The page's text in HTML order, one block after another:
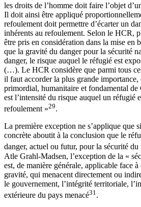
les droits de l’homme doit faire l’objet
Il doit ainsi être appliqué
refoulement doit permettre d’écarter un
inhérents au refoulement. Selon le HCR,
être pris en considération dans la mise en
que la gravité du danger pour la sécurité
danger, le risque auquel le réfugié est
(…). Le HCR considère que parmi tous
il faut accorder la plus grande importance,
primordial, humanitaire et fondamental de
est l’intensité du risque auquel un réfugié
refoulement »29.
La première exception ne s’applique que
concrète aboutit à la conclusion que le
danger, actuel ou futur, pour la sécurité du
Atle Grahl-Madsen, l’exception de la «
est, de manière générale, applicable face à
gravité, qui menacent directement ou
le gouvernement, l’intégrité territoriale,
extérieure du pays menacé31 .